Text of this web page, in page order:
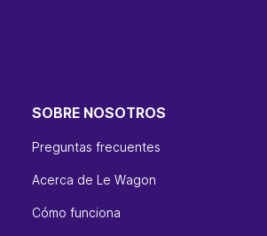
SOBRE NOSOTROS
Preguntas frecuentes
Acerca de Le Wagon
Cómo funciona